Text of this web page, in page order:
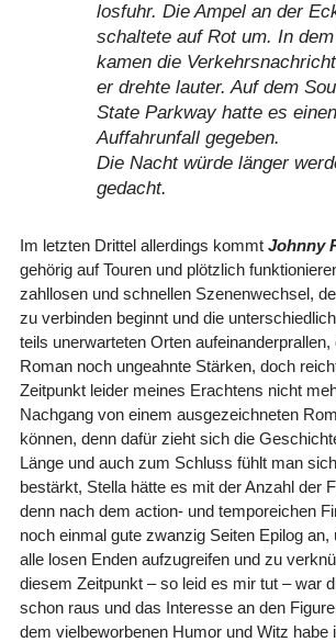
losfuhr. Die Ampel an der
schaltete auf Rot um. In
kamen die
er drehte lauter. Auf dem
State Parkway hatte es einen
Auffahrunfall gegeben.
Die Nacht würde länger
gedacht.
Im letzten Drittel allerdings kommt Johnny
gehörig auf Touren und plötzlich
zahllosen und schnellen Szenenwechsel,
zu verbinden beginnt und die
teils unerwarteten Orten aufeinanderprallen,
Roman noch ungeahnte Stärken, doch
Zeitpunkt leider meines Erachtens nicht
Nachgang von einem ausgezeichneten
können, denn dafür zieht sich die
Länge und auch zum Schluss fühlt man
bestärkt, Stella hätte es mit der Anzahl der
denn nach dem action- und temporeichen
noch einmal gute zwanzig Seiten Epilog
alle losen Enden aufzugreifen und zu
diesem Zeitpunkt – so leid es mir tut – war
schon raus und das Interesse an den
dem vielbeworbenen Humor und Witz habe